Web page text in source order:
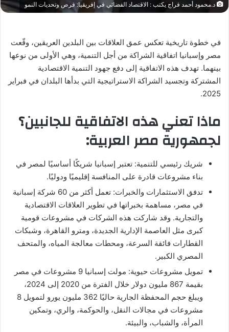
د.محمود أحمد فراج يكتب : الاقتصاد الفضائي في إفريقيا: فرص وتحديات النمو
في خطوة تاريخية تعكس عمق العلاقات بين البلدين العريقين، وقّعت
مصر وإسبانيا اتفاقية الشراكة من أجل التنمية، وهي الأولى من نوعها
بينهما. تهدف هذه الاتفاقية إلى دفع جهود التنمية الاقتصادية
المشتركة وتجسيد الشراكة الاستراتيجية التي بدأها البلدان في فبراير
2025.
ماذا تعني هذه الاتفاقية للجانبين؟
لجمهورية مصر العربية:
شريك رئيسي للتنمية: تعتبر إسبانيا شريكًا أساسيًا لمصر في
بناء مشروعات قادرة على المنافسة إقليميًا ودوليًا.
تدفق الاستثمارات والخبرات: تعمل أكثر من 60 شركة إسبانية
في مصر، مساهمة بخبراتها في تطوير العلاقات الاقتصادية
والتجارية. وقد شاركت هذه الشركات في مشروعات قومية
كبرى مثل العاصمة الإدارية الجديدة، ومترو القاهرة، وشبكات
القطارات فائقة السرعة، ومحطات معالجة المياه، والمتحف
المصري الكبير.
تمويل مشروعات حيوية: مولت إسبانيا 9 مشروعات في مصر
بقيمة 867 مليون دولار خلال الفترة من 2020 إلى 2024،
ويبلغ حجم المحفظة الجارية حاليًا 362 مليون يورو لتمويل 8
مشروعات في مجالات النقل، والحوكمة، والري، وتمكين
المرأة، والشباب، والبيئة.